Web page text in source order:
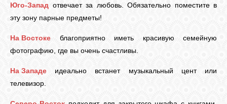
ВК
GOOGLE+
Юго-Запад отвечает за любовь. Обязательно поместите в
эту зону парные предметы!
На Востоке благоприятно иметь красивую семейную
фотографию, где вы очень счастливы.
На Западе идеально встанет музыкальный цент или
телевизор.